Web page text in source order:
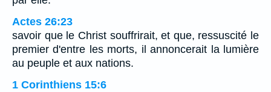
Actes 26:23
savoir que le Christ souffrirait, et que, ressuscité le
premier d'entre les morts, il annoncerait la lumière
au peuple et aux nations.
1 Corinthiens 15:6